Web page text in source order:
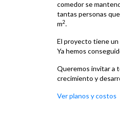
comedor se
tantas personas
m2.
El proyecto tiene
Ya hemos
Queremos invitar a
crecimiento y
Ver planos y costos